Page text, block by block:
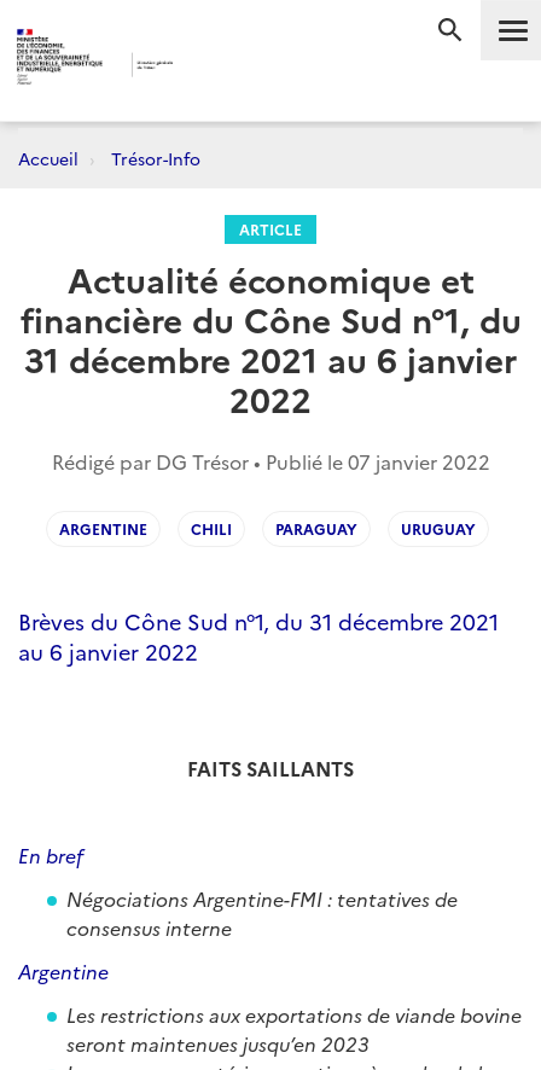
Accueil Trésor-Info
ARTICLE
Actualité économique et
financière du Cône Sud n°1, du
31 décembre 2021 au 6 janvier
2022
Rédigé par DG Trésor • Publié le07 janvier 2022
ARGENTINE CHILI PARAGUAY URUGUAY
Brèves du Cône Sud n°1, du 31 décembre 2021
au 6 janvier 2022
FAITS SAILLANTS
En bref
Négociations Argentine-FMI : tentatives de
consensus interne
Argentine
Les restrictions aux exportations de viande bovine
seront maintenues jusqu’en 2023